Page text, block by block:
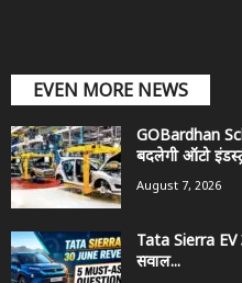
EVEN MORE NEWS
GOBardhan
बदलेगी ऑटो
August 7, 2026
Tata Sierra
सवाल...